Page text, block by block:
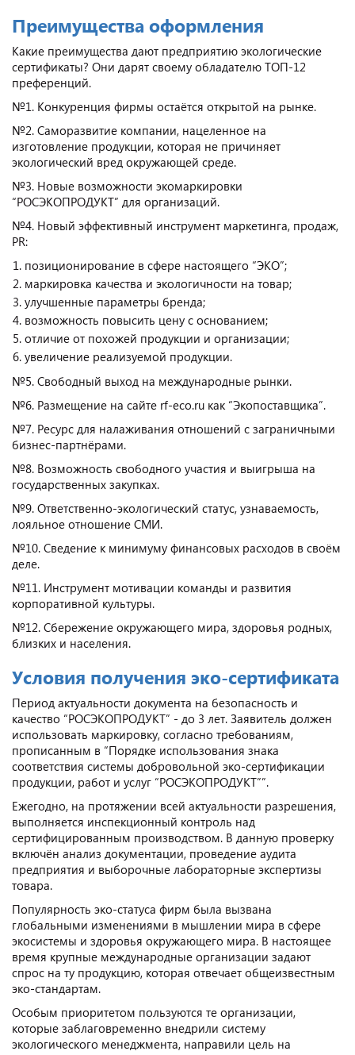
Преимущества оформления
Какие преимущества дают предприятию экологические
сертификаты? Они дарят своему обладателю ТОП-12
преференций.
№1. Конкуренция фирмы остаётся открытой на рынке.
№2. Саморазвитие компании, нацеленное на
изготовление продукции, которая не причиняет
экологический вред окружающей среде.
№3. Новые возможности экомаркировки
“РОСЭКОПРОДУКТ” для организаций.
№4. Новый эффективный инструмент маркетинга, продаж,
PR:
позиционирование в сфере настоящего “ЭКО”;
маркировка качества и экологичности на товар;
улучшенные параметры бренда;
возможность повысить цену с основанием;
отличие от похожей продукции и организации;
увеличение реализуемой продукции.
№5. Свободный выход на международные рынки.
№6. Размещение на сайте rf-eco.ru как “Экопоставщика”.
№7. Ресурс для налаживания отношений с заграничными
бизнес-партнёрами.
№8. Возможность свободного участия и выигрыша на
государственных закупках.
№9. Ответственно-экологический статус, узнаваемость,
лояльное отношение СМИ.
№10. Сведение к минимуму финансовых расходов в своём
деле.
№11. Инструмент мотивации команды и развития
корпоративной культуры.
№12. Сбережение окружающего мира, здоровья родных,
близких и населения.
Условия получения эко-сертификата
Период актуальности документа на безопасность и
качество “РОСЭКОПРОДУКТ” - до 3 лет. Заявитель должен
использовать маркировку, согласно требованиям,
прописанным в “Порядке использования знака
соответствия системы добровольной эко-сертификации
продукции, работ и услуг “РОСЭКОПРОДУКТ””.
Ежегодно, на протяжении всей актуальности разрешения,
выполняется инспекционный контроль над
сертифицированным производством. В данную проверку
включён анализ документации, проведение аудита
предприятия и выборочные лабораторные экспертизы
товара.
Популярность эко-статуса фирм была вызвана
глобальными изменениями в мышлении мира в сфере
экосистемы и здоровья окружающего мира. В настоящее
время крупные международные организации задают
спрос на ту продукцию, которая отвечает общеизвестным
эко-стандартам.
Особым приоритетом пользуются те организации,
которые заблаговременно внедрили систему
экологического менеджмента, направили цель на